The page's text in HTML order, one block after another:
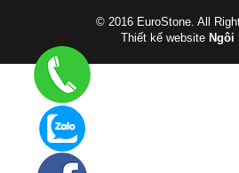
© 2016 EuroStone. All
Thiết kế website Ngôi